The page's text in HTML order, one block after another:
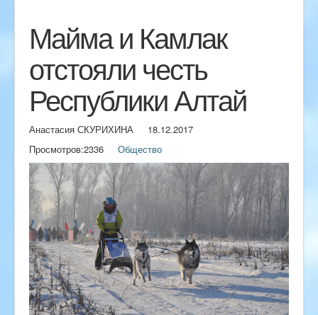
Майма и Камлак
отстояли честь
Республики Алтай
Анастасия СКУРИХИНА
18.12.2017
Просмотров:2336 Общество